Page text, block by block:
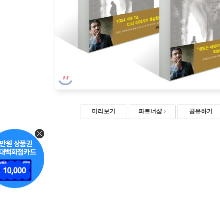
미리보기 파트너샵 공유하기